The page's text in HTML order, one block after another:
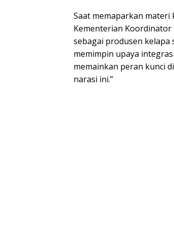
Saat memaparkan materi
Kementerian Koordinator
sebagai produsen
memimpin upaya
memainkan peran kunci
narasi ini.”